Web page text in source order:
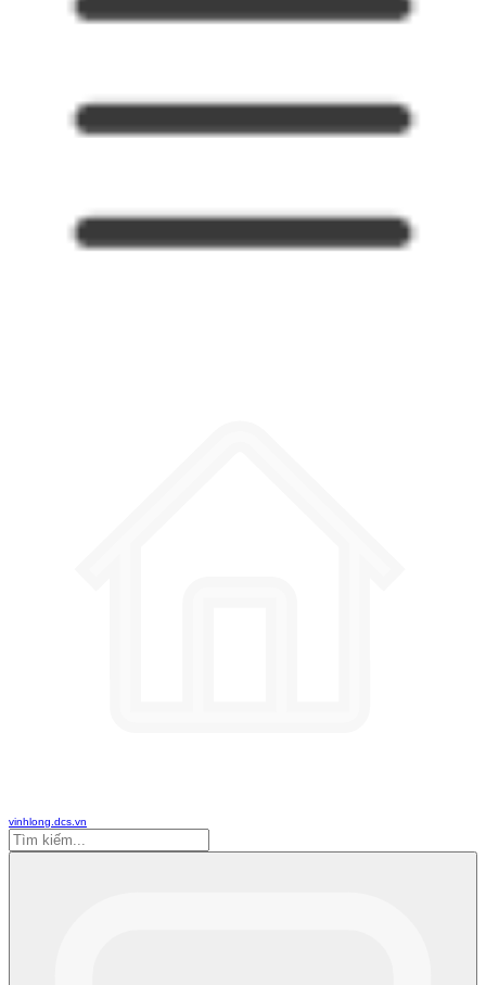
vinhlong.dcs.vn